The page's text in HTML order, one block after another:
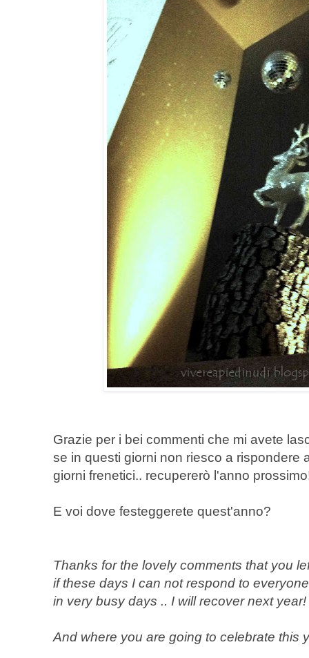
Grazie per i bei commenti che mi avete
se in questi giorni non riesco a rispondere
giorni frenetici.. recupererò l'anno
E voi dove festeggerete quest'anno?
Thanks for the lovely comments that you
if these days I can not respond to
in very busy days .. I will recover next year!
And where you are going to celebrate this